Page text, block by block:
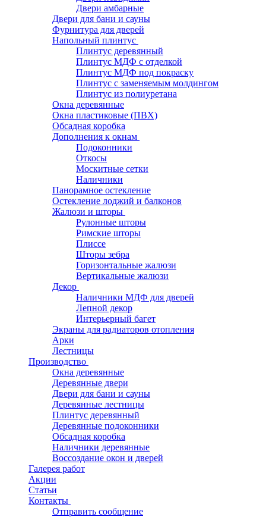
Двери амбарные
Двери для бани и сауны
Фурнитура для дверей
Напольный плинтус
Плинтус деревянный
Плинтус МДФ с отделкой
Плинтус МДФ под покраску
Плинтус с заменяемым молдингом
Плинтус из полиуретана
Окна деревянные
Окна пластиковые (ПВХ)
Обсадная коробка
Дополнения к окнам
Подоконники
Откосы
Москитные сетки
Наличники
Панорамное остекление
Остекление лоджий и балконов
Жалюзи и шторы
Рулонные шторы
Римские шторы
Плиссе
Шторы зебра
Горизонтальные жалюзи
Вертикальные жалюзи
Декор
Наличники МДФ для дверей
Лепной декор
Интерьерный багет
Экраны для радиаторов отопления
Арки
Лестницы
Производство
Окна деревянные
Деревянные двери
Двери для бани и сауны
Деревянные лестницы
Плинтус деревянный
Деревянные подоконники
Обсадная коробка
Наличники деревянные
Воссоздание окон и дверей
Галерея работ
Акции
Статьи
Контакты
Отправить сообщение